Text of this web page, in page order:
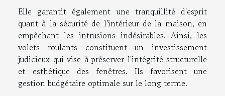
Elle garantit également une tranquillité d'esprit
quant à la sécurité de l'intérieur de la maison, en
empêchant les intrusions indésirables. Ainsi, les
volets roulants constituent un investissement
judicieux qui vise à préserver l'intégrité structurelle
et esthétique des fenêtres. Ils favorisent une
gestion budgétaire optimale sur le long terme.